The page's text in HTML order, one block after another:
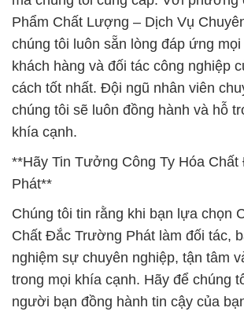
Phẩm Chất Lượng – Dịch Vụ
chúng tôi luôn sẵn lòng đáp ứng
khách hàng và đối tác công nghiệp
cách tốt nhất. Đội ngũ nhân viên
chúng tôi sẽ luôn đồng hành và hỗ
khía cạnh.
**Hãy Tin Tưởng Công Ty Hóa
Phát**
Chúng tôi tin rằng khi bạn lựa chọn
Chất Đắc Trường Phát làm đối tác,
nghiệm sự chuyên nghiệp, tận tâm
trong mọi khía cạnh. Hãy để chúng
người bạn đồng hành tin cậy của